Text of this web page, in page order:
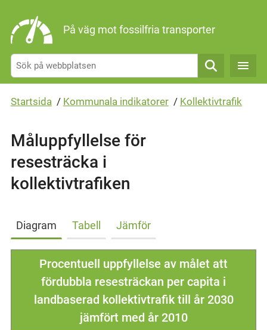
På väg mot fossilfria transporter
Sök
Startsida / Kommunala indikatorer / Kollektivtrafik
Måluppfyllelse för
resesträcka i
kollektivtrafiken
Diagram Tabell Jämför
Procentuell uppfyllelse av målet att
fördubbla resesträckan per capita i
landbaserad kollektivtrafik till år 2030
jämfört med år 2010